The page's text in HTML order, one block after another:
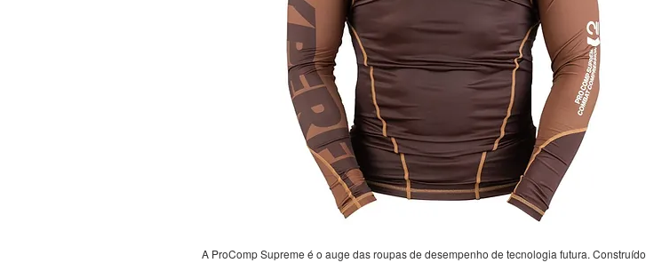
A ProComp Supreme é o auge das roupas de desempenho de tecnologia futura. Construído